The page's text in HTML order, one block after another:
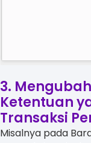
3.
Ketentuan
Transaksi
Misalnya pada